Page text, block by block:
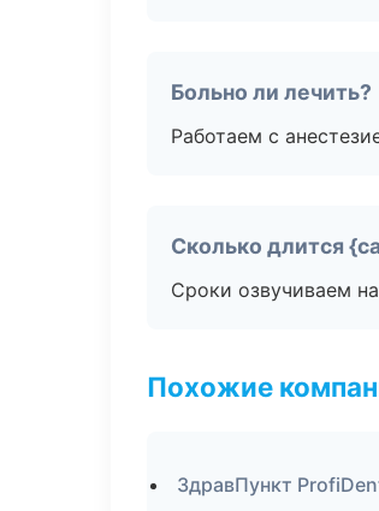
Больно ли лечить?
Работаем с
Сколько длится
Сроки озвучиваем
Похожие
ЗдравПункт